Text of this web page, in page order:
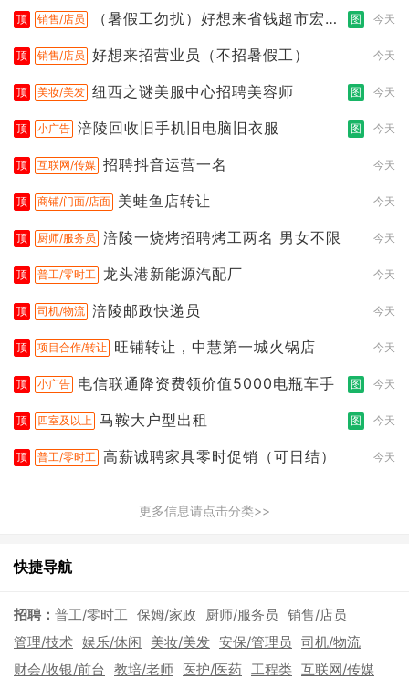
顶 销售/店员
（暑假工勿扰）好想来省钱超市宏声
图 今天
顶 销售/店员 好想来招营业员（不招暑假工） 今天
顶 美妆/美发 纽西之谜美服中心招聘美容师 图 今天
顶 小广告 涪陵回收旧手机旧电脑旧衣服 图 今天
顶 互联网/传媒 招聘抖音运营一名 今天
顶 商铺/门面/店面 美蛙鱼店转让 今天
顶 厨师/服务员 涪陵一烧烤招聘烤工两名 男女不限 今天
顶 普工/零时工 龙头港新能源汽配厂 今天
顶 司机/物流 涪陵邮政快递员 今天
顶 项目合作/转让 旺铺转让，中慧第一城火锅店 今天
顶 小广告 电信联通降资费领价值5000电瓶车手 图 今天
顶 四室及以上 马鞍大户型出租 图 今天
顶 普工/零时工 高薪诚聘家具零时促销（可日结） 今天
更多信息请点击分类>>
快捷导航
招聘： 普工/零时工 保姆/家政 厨师/服务员 销售/店员
管理/技术 娱乐/休闲 美妆/美发 安保/管理员 司机/物流
财会/收银/前台 教培/老师 医护/医药 工程类 互联网/传媒